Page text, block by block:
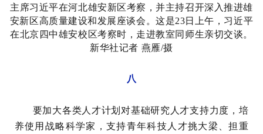
主席习近平在河北雄安新区考察，并主持召开深入推进雄
安新区高质量建设和发展座谈会。这是23日上午，习近平
在北京四中雄安校区考察时，走进教室同师生亲切交谈。
新华社记者 燕雁/摄
八
要加大各类人才计划对基础研究人才支持力度，培
养使用战略科学家，支持青年科技人才挑大梁、担重